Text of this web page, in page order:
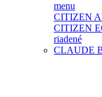
menu
CITIZEN
CITIZEN
riadené
CLAUDE